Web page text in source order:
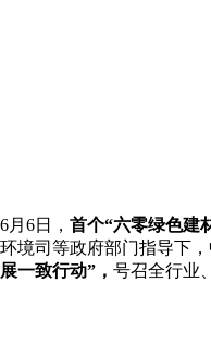
6月6日， 首个“六零绿色建
环境司等政府部门指导下
展一致行动”， 号召全行业